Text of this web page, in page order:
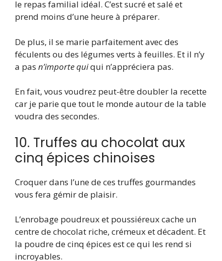
le repas familial idéal. C’est sucré et salé et
prend moins d’une heure à préparer.
De plus, il se marie parfaitement avec des
féculents ou des légumes verts à feuilles. Et il n’y
a pas n’importe quiqui n’appréciera pas.
En fait, vous voudrez peut-être doubler la recette
car je parie que tout le monde autour de la table
voudra des secondes.
10. Truffes au chocolat aux
cinq épices chinoises
Croquer dans l’une de ces truffes gourmandes
vous fera gémir de plaisir.
L’enrobage poudreux et poussiéreux cache un
centre de chocolat riche, crémeux et décadent. Et
la poudre de cinq épices est ce qui les rend si
incroyables.